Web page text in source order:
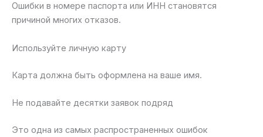
Ошибки в номере паспорта или ИНН становятся
причиной многих отказов.
Используйте личную карту
Карта должна быть оформлена на ваше имя.
Не подавайте десятки заявок подряд
Это одна из самых распространенных ошибок